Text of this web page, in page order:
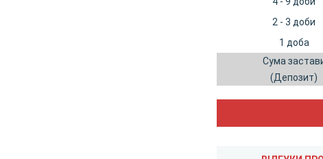
2 - 3 доби
1 доба
Сума
(Депозит)